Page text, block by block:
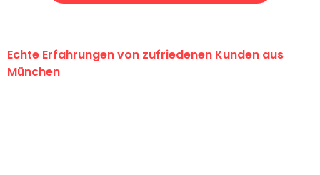
Echte Erfahrungen von zufriedenen Kunden aus
München